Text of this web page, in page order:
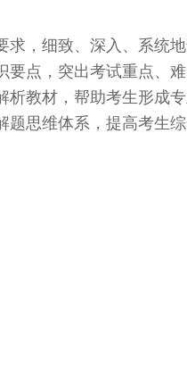
求，细致、深入、系统
要点，突出考试重点、
析教材，帮助考生形成
题思维体系，提高考生